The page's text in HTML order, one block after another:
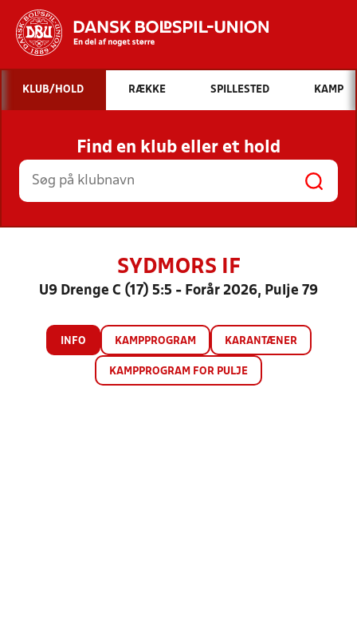
Hvad vil du søge efter?
INDHOLD OG NYHEDER
STILLINGER, RESULTATER, KLUBBER OG
HOLD
KLUB/HOLD RÆKKE SPILLESTED KAMP
Find en klub eller et hold
SYDMORS IF
U9 Drenge C (17) 5:5 - Forår 2026, Pulje 79
INFO KAMPPROGRAM KARANTÆNER
KAMPPROGRAM FOR PULJE